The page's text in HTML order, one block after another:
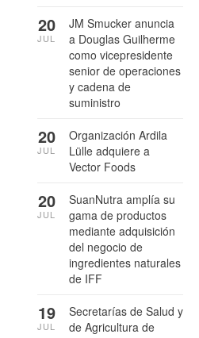
JM Smucker anuncia
a Douglas Guilherme
como vicepresidente
senior de operaciones
y cadena de
suministro
20
JUL
Organización Ardila
Lülle adquiere a
Vector Foods
20
JUL
SuanNutra amplía su
gama de productos
mediante adquisición
del negocio de
ingredientes naturales
de IFF
20
JUL
Secretarías de Salud y
de Agricultura de
19
JUL